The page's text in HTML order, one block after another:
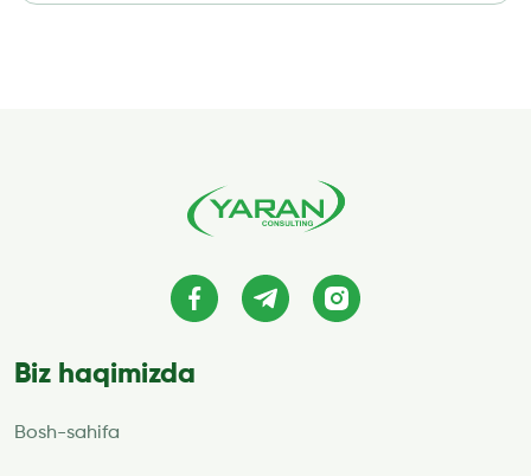
Biz haqimizda
Bosh-sahifa